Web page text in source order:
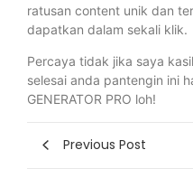
ratusan content unik dan
dapatkan dalam sekali klik.
Percaya tidak jika saya
selesai anda pantengin ini
GENERATOR PRO loh!
Previous Post